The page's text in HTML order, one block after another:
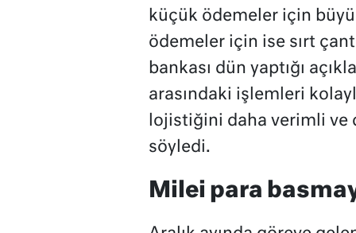
küçük ödemeler için
ödemeler için ise sırt
bankası dün yaptığı
arasındaki işlemleri
lojistiğini daha verimli ve
söyledi.
Milei para